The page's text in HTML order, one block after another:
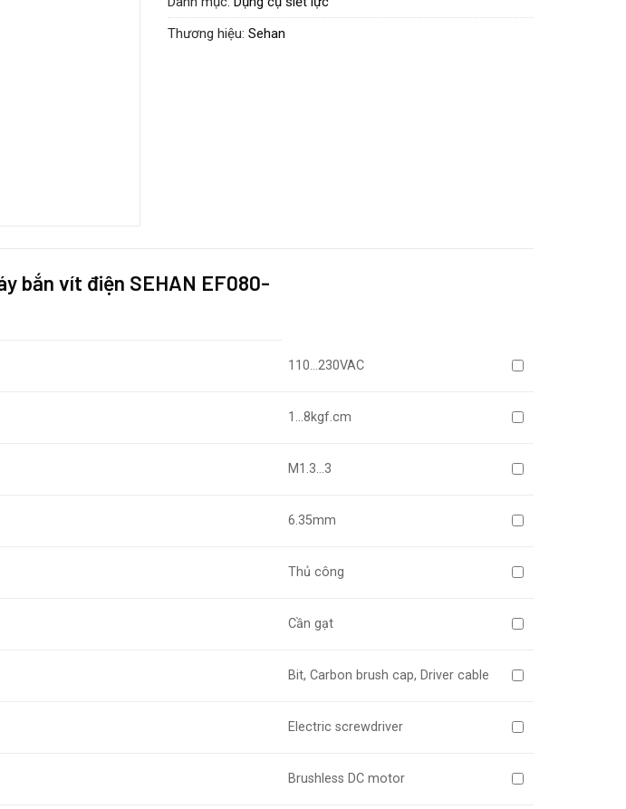
Series:EF series
Thương hiệu: Sehan
bắn vít điện SEHAN EF080-
110…230VAC
1…8kgf.cm
M1.3…3
6.35mm
Thủ công
Cần gạt
Bit, Carbon brush cap, Driver cable
Electric screwdriver
Brushless DC motor